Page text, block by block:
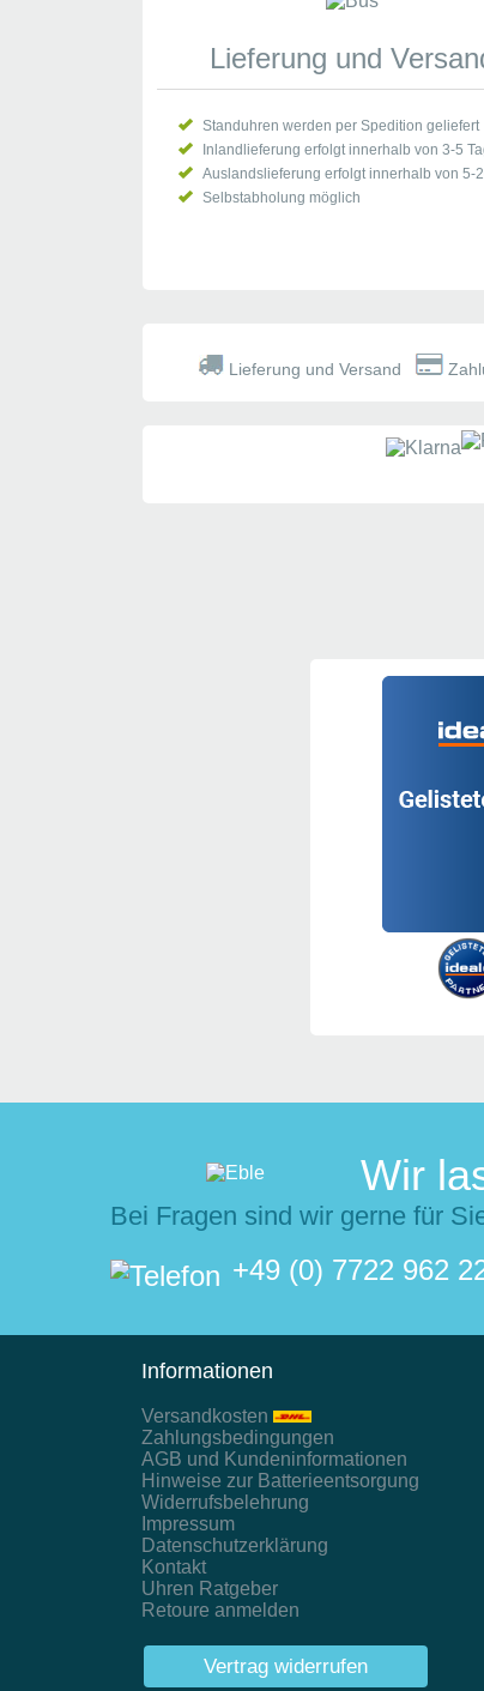
Wir prüfen Bewertungen zu unseren Produkten
diese ein Verbraucher vorgenommen hat, der die
Freischaltung findet erst nach frühestens 24 h statt.
Harald Baecher 10.05.2023
Die Uhr ist sehr schön und genau. Leider ist das
Eine sehr schöne Pendeluhr. Design passt super
Kann man getrost weiter empfehlen. Lieferung
Lieferung und
Standuhren werden per Spedition geliefert
Inlandlieferung erfolgt innerhalb von 3-5
Auslandslieferung erfolgt innerhalb von 5-
Selbstabholung möglich
Lieferung und Versand
Wir
Bei Fragen sind wir gerne für
+49 (0) 7722 962
Informationen
Versandkosten
Zahlungsbedingungen
AGB und Kundeninformationen
Hinweise zur Batterieentsorgung
Widerrufsbelehrung
Impressum
Datenschutzerklärung
Kontakt
Uhren Ratgeber
Retoure anmelden
Vertrag widerrufen